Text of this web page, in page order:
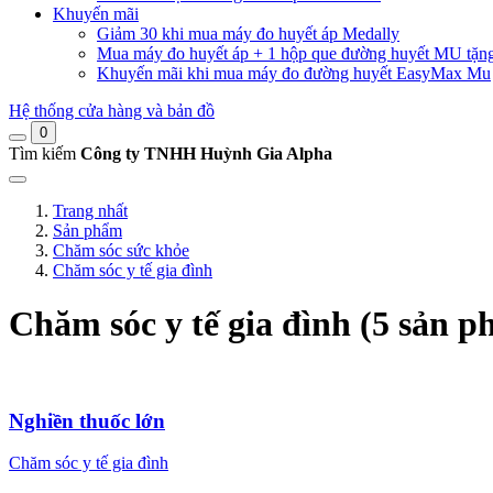
Khuyến mãi
Giảm 30 khi mua máy đo huyết áp Medally
Mua máy đo huyết áp + 1 hộp que đường huyết MU
Khuyến mãi khi mua máy đo đường huyết EasyMax Mu
Hệ thống cửa hàng và bản đồ
0
Tìm kiếm Công ty TNHH Huỳnh Gia Alpha
Trang nhất
Sản phẩm
Chăm sóc sức khỏe
Chăm sóc y tế gia đình
Chăm sóc y tế gia đình (5 sản
Nghiền thuốc lớn
Chăm sóc y tế gia đình